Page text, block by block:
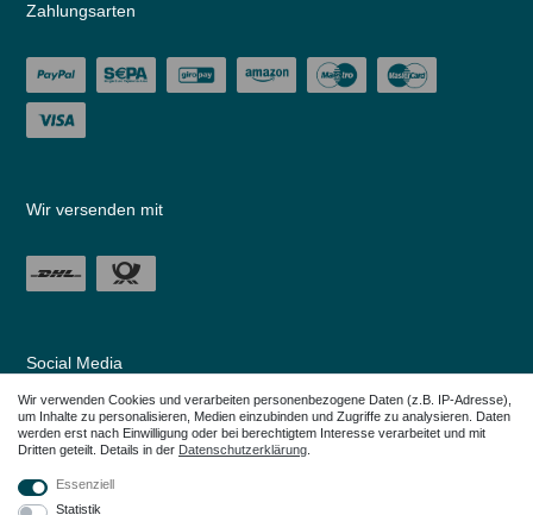
Zahlungsarten
Wir versenden mit
Social Media
Wir verwenden Cookies und verarbeiten personenbezogene Daten (z.B. IP-Adresse),
um Inhalte zu personalisieren, Medien einzubinden und Zugriffe zu analysieren. Daten
werden erst nach Einwilligung oder bei berechtigtem Interesse verarbeitet und mit
Dritten geteilt. Details in der Daten­schutz­erklärung
Essenziell
Statistik